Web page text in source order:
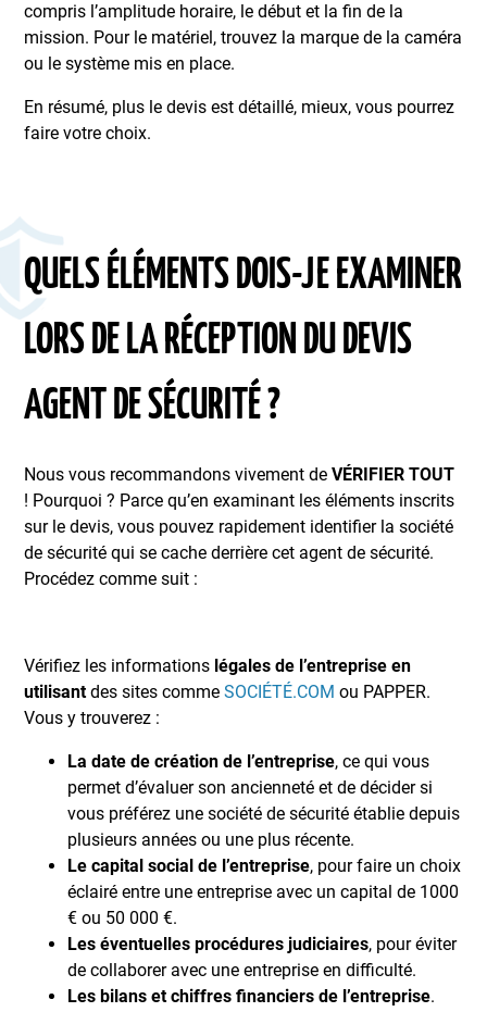
compris l’amplitude horaire, le début et la fin de la
mission. Pour le matériel, trouvez la marque de la caméra
ou le système mis en place.
En résumé, plus le devis est détaillé, mieux, vous pourrez
faire votre choix.
QUELS ÉLÉMENTS DOIS-JE EXAMINER
LORS DE LA RÉCEPTION DU DEVIS
AGENT DE SÉCURITÉ ?
Nous vous recommandons vivement deVÉRIFIER TOUT
! Pourquoi ? Parce qu’en examinant les éléments inscrits
sur le devis, vous pouvez rapidement identifier la société
de sécurité qui se cache derrière cet agent de sécurité.
Procédez comme suit :
Vérifiez les informations légales de l’entreprise en
utilisantdes sites commeSOCIÉTÉ.COM ou PAPPER.
Vous y trouverez :
La date de création de l’entreprise, ce qui vous
permet d’évaluer son ancienneté et de décider si
vous préférez une société de sécurité établie depuis
plusieurs années ou une plus récente.
Le capital social de l’entreprise, pour faire un choix
éclairé entre une entreprise avec un capital de 1000
€ ou 50 000 €.
Les éventuelles procédures judiciaires, pour éviter
de collaborer avec une entreprise en difficulté.
Les bilans et chiffres financiers de l’entreprise.